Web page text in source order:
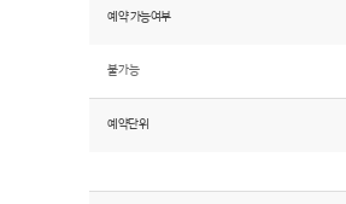
예약 가능여부
불가능
예약단위